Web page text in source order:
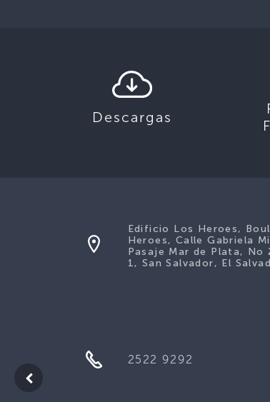
Descargas
Edificio Los Heroes,
Heroes, Calle Gabriela
Pasaje Mar de Plata, No
1, San Salvador, El
2522 9292